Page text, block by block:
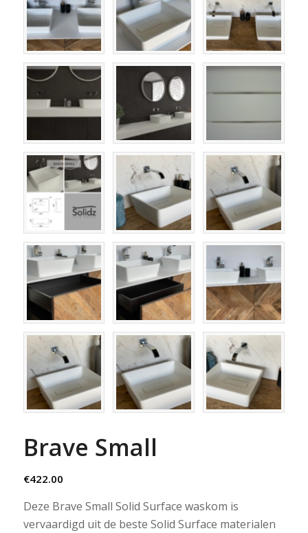
Brave Small
€422.00
Deze Brave Small Solid Surface waskom is
vervaardigd uit de beste Solid Surface materialen